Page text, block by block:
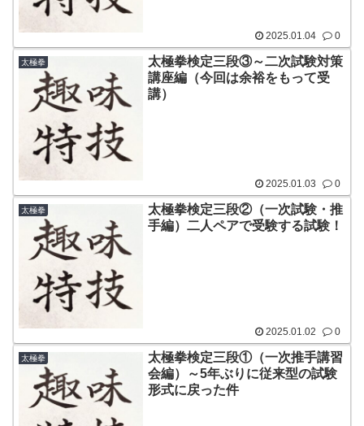
2025.01.04 0
太極拳
太極拳検定三段③～二次試験対策
講座編（今回は余裕をもって受
講）
2025.01.03 0
太極拳
太極拳検定三段②（一次試験・推
手編）二人ペアで受験する試験！
2025.01.02 0
太極拳
太極拳検定三段①（一次推手講習
会編）～5年ぶりに従来型の試験
形式に戻った件